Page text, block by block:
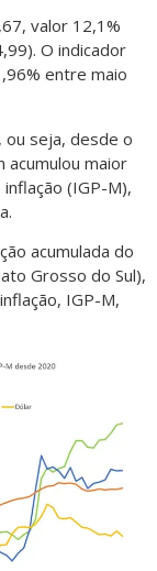
valor 12,1%
O indicador
entre maio
seja, desde o
maior
(IGP-M),
acumulada do
Grosso do Sul),
IGP-M,